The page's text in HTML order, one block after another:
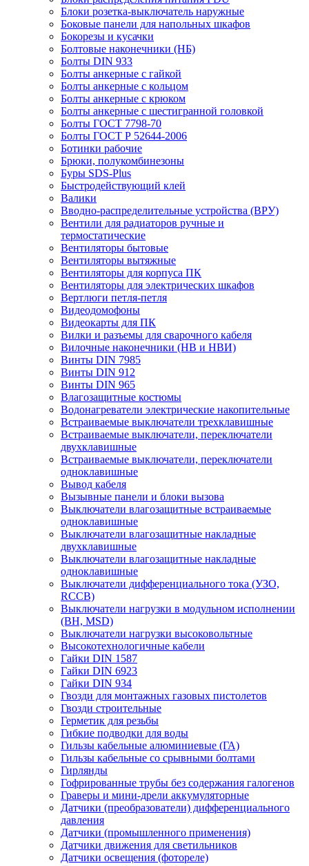
Блоки розетка-выключатель наружные
Боковые панели для напольных шкафов
Бокорезы и кусачки
Болтовые наконечники (НБ)
Болты DIN 933
Болты анкерные с гайкой
Болты анкерные с кольцом
Болты анкерные с крюком
Болты анкерные с шестигранной головкой
Болты ГОСТ 7798-70
Болты ГОСТ Р 52644-2006
Ботинки рабочие
Брюки, полукомбинезоны
Буры SDS-Plus
Быстродействующий клей
Валики
Вводно-распределительные устройства (ВРУ)
Вентили для радиаторов ручные и
термостатические
Вентиляторы бытовые
Вентиляторы вытяжные
Вентиляторы для корпуса ПК
Вентиляторы для электрических шкафов
Вертлюги петля-петля
Видеодомофоны
Видеокарты для ПК
Вилки и разъемы для сварочного кабеля
Вилочные наконечники (НВ и НВИ)
Винты DIN 7985
Винты DIN 912
Винты DIN 965
Влагозащитные костюмы
Водонагреватели электрические накопительные
Встраиваемые выключатели трехклавишные
Встраиваемые выключатели, переключатели
двухклавишные
Встраиваемые выключатели, переключатели
одноклавишные
Вывод кабеля
Вызывные панели и блоки вызова
Выключатели влагозащитные встраиваемые
одноклавишные
Выключатели влагозащитные накладные
двухклавишные
Выключатели влагозащитные накладные
одноклавишные
Выключатели дифференциального тока (УЗО,
RCCB)
Выключатели нагрузки в модульном исполнении
(ВН, MSD)
Выключатели нагрузки высоковольтные
Высокотехнологичные кабели
Гайки DIN 1587
Гайки DIN 6923
Гайки DIN 934
Гвозди для монтажных газовых пистолетов
Гвозди строительные
Герметик для резьбы
Гибкие подводки для воды
Гильзы кабельные алюминиевые (ГА)
Гильзы кабельные со срывными болтами
Гирлянды
Гофрированные трубы без содержания галогенов
Граверы и мини-дрели аккумуляторные
Датчики (преобразователи) дифференциального
давления
Датчики (промышленного применения)
Датчики движения для светильников
Датчики освещения (фотореле)